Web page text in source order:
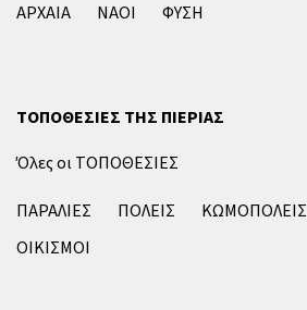
ΑΡΧΑΙΑ
ΝΑΟΙ ΦΥΣΗ
ΤΟΠΟΘΕΣΙΕΣ ΤΗΣ ΠΙΕΡΙΑΣ
Όλες οι ΤΟΠΟΘΕΣΙΕΣ
ΠΑΡΑΛΙΕΣ
ΠΟΛΕΙΣ ΚΩΜΟΠΟΛΕΙΣ
ΟΙΚΙΣΜΟΙ